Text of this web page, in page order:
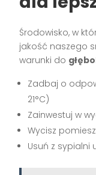
Środowisko, w
jakość naszego
warunki do
Zadbaj o
21°C)
Zainwestuj w
Wycisz
Usuń z sypialni